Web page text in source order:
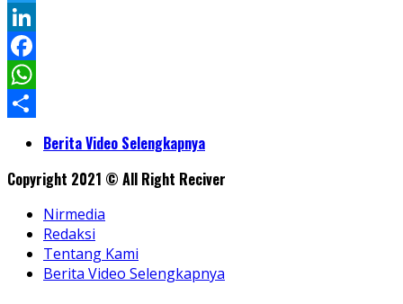
Twitter
LinkedIn
Facebook
WhatsApp
ShareBerita Video Selengkapnya
Copyright 2021 © All Right Reciver
Nirmedia
Redaksi
Tentang Kami
Berita Video Selengkapnya